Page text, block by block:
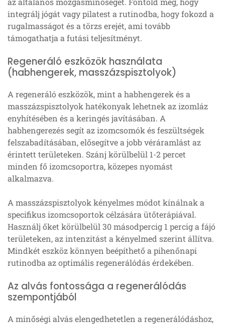
integrálj jógát vagy pilatest a rutinodba, hogy fokozd a
rugalmasságot és a törzs erejét, ami tovább
támogathatja a futási teljesítményt.
Regeneráló eszközök használata
(habhengerek, masszázspisztolyok)
A regeneráló eszközök, mint a habhengerek és a
masszázspisztolyok hatékonyak lehetnek az izomláz
enyhítésében és a keringés javításában. A
habhengerezés segít az izomcsomók és feszültségek
felszabadításában, elősegítve a jobb véráramlást az
érintett területeken. Szánj körülbelül 1-2 percet
minden fő izomcsoportra, közepes nyomást
alkalmazva.
A masszázspisztolyok kényelmes módot kínálnak a
specifikus izomcsoportok célzására ütőterápiával.
Használj őket körülbelül 30 másodpercig 1 percig a fájó
területeken, az intenzitást a kényelmed szerint állítva.
Mindkét eszköz könnyen beépíthető a pihenőnapi
rutinodba az optimális regenerálódás érdekében.
Az alvás fontossága a regenerálódás
szempontjából
A minőségi alvás elengedhetetlen a regenerálódáshoz,